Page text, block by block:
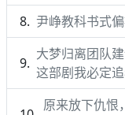
尹峥教科书式
大梦归离团队
这部剧我必定追
原来放下仇恨